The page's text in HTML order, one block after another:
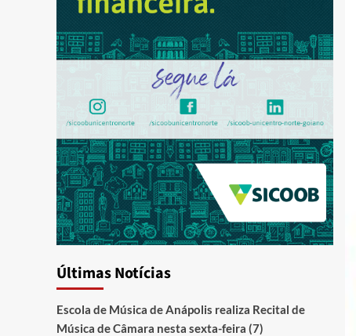
Últimas Notícias
Escola de Música de Anápolis realiza Recital de
Música de Câmara nesta sexta-feira (7)